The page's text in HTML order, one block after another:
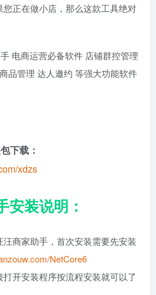
正在做小店，那么这款工具绝对
下载：
xdzs
安装说明：
商家助手，首次安装需要先安装
NetCore6
开安装程序按流程安装就可以了